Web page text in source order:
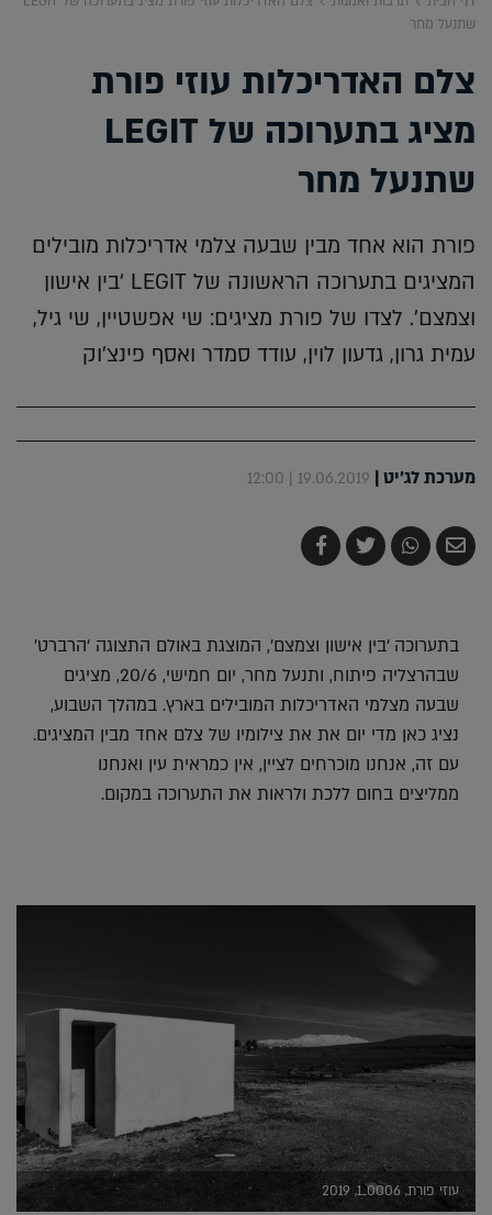
שתנעל מחר
צלם האדריכלות עוזי פורת
מציג בתערוכה של LEGIT
שתנעל מחר
פורת הוא אחד מבין שבעה צלמי אדריכלות מובילים
המציגים בתערוכה הראשונה של LEGIT ‘בין אישון
וצמצם’. לצדו של פורת מציגים: שי אפשטיין, שי גיל,
עמית גרון, גדעון לוין, עודד סמדר ואסף פינצ’וק
מערכת לג'יט|
19.06.2019 | 12:00
שלח
בדואר
שתף
ב-
צייץ
ב-
שתף
ב-
בתערוכה ‘בין אישון וצמצם’, המוצגת באולם התצוגה ‘הרברט’
שבהרצליה פיתוח, ותנעל מחר, יום חמישי, 20/6, מציגים
שבעה מצלמי האדריכלות המובילים בארץ. במהלך השבוע,
נציג כאן מדי יום את את צילומיו של צלם אחד מבין המציגים.
עם זה, אנחנו מוכרחים לציין, אין כמראית עין ואנחנו
ממליצים בחום ללכת ולראות את התערוכה במקום.
עוזי פורת, 0006_1, 2019